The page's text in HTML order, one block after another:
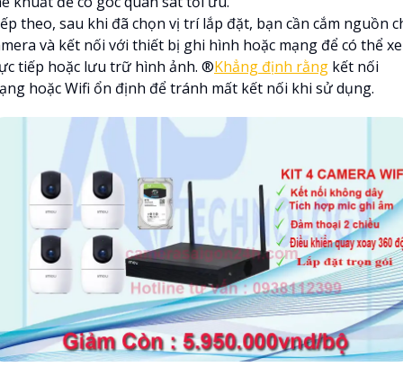
theo, sau khi đã chọn vị trí lắp đặt, bạn cần cắm nguồn
và kết nối với thiết bị ghi hình hoặc mạng để có thể
tiếp hoặc lưu trữ hình ảnh. ®️Khẳng định rằng kết nối
hoặc Wifi ổn định để tránh mất kết nối khi sử dụng.